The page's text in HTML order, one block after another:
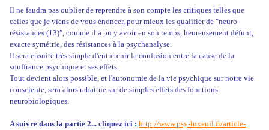
Il ne faudra pas oublier de reprendre à son compte les critiques telles que
celles que je viens de vous énoncer, pour mieux les qualifier de "neuro-
résistances (13)", comme il a pu y avoir en son temps, heureusement défunt,
exacte symétrie, des résistances à la psychanalyse.
Il sera ensuite très simple d'entretenir la confusion entre la cause de la
souffrance psychique et ses effets.
Tout devient alors possible, et l'autonomie de la vie psychique sur notre vie
consciente, sera alors rabattue sur de simples effets des fonctions
neurobiologiques.
A suivre dans la partie 2... cliquez ici : http://www.psy-luxeuil.fr/article-